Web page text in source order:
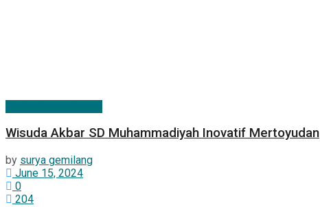
Wisuda Akbar SD Muhammadiyah Inovatif Mertoyudan
by surya gemilang
June 15, 2024
0
204